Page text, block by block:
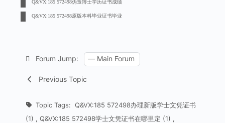
Q&VX:185 572498伪造博士学历证书成绩
Q&VX:185 572498原版本科毕业证书毕业
Forum Jump:
Previous Topic
Topic Tags:Q&VX:185 572498办理新版学士文凭证书
(1) , Q&VX:185 572498学士文凭证书在哪里定 (1) ,